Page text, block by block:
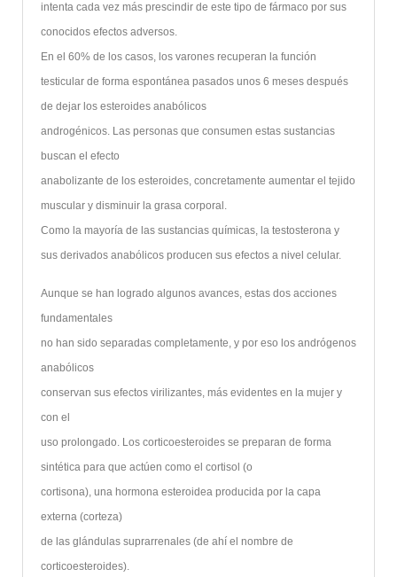
intenta cada vez más prescindir de este tipo de fármaco por sus
conocidos efectos adversos.
En el 60% de los casos, los varones recuperan la función
testicular de forma espontánea pasados unos 6 meses después
de dejar los esteroides anabólicos
androgénicos. Las personas que consumen estas sustancias
buscan el efecto
anabolizante de los esteroides, concretamente aumentar el tejido
muscular y disminuir la grasa corporal.
Como la mayoría de las sustancias químicas, la testosterona y
sus derivados anabólicos producen sus efectos a nivel celular.
Aunque se han logrado algunos avances, estas dos acciones
fundamentales
no han sido separadas completamente, y por eso los andrógenos
anabólicos
conservan sus efectos virilizantes, más evidentes en la mujer y
con el
uso prolongado. Los corticoesteroides se preparan de forma
sintética para que actúen como el cortisol (o
cortisona), una hormona esteroidea producida por la capa
externa (corteza)
de las glándulas suprarrenales (de ahí el nombre de
corticoesteroides).